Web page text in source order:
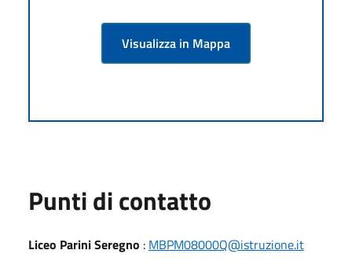
Visualizza in Mappa
Punti di contatto
Liceo Parini Seregno : MBPM08000Q@istruzione.it